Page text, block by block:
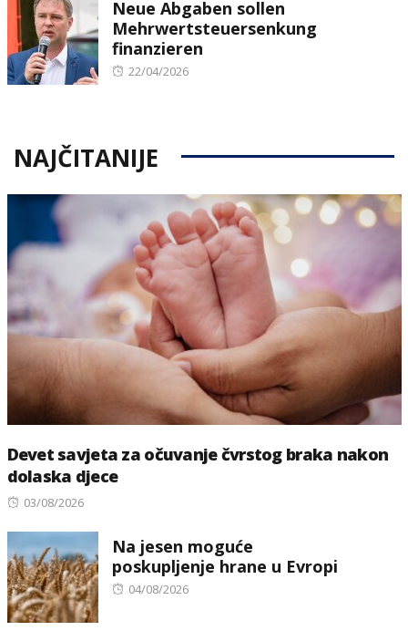
Neue Abgaben sollen
Mehrwertsteuersenkung
finanzieren
Posted
22/04/2026
NAJČITANIJE
Devet savjeta za očuvanje čvrstog braka nakon
dolaska djece
Posted
03/08/2026
Na jesen moguće
poskupljenje hrane u Evropi
Posted
04/08/2026